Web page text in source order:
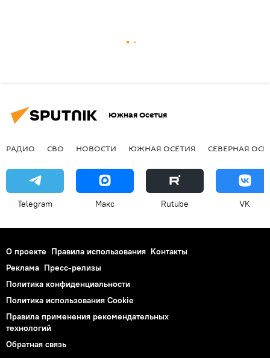
Южная Осетия
РАДИО СВО НОВОСТИ ЮЖНАЯ ОСЕТИЯ СЕВЕРНАЯ
Telegram Макс Rutube VK
О проекте Правила использования Контакты
Реклама Пресс-релизы
Политика конфиденциальности
Политика использования Cookie
Правила применения рекомендательных
технологий
Обратная связь